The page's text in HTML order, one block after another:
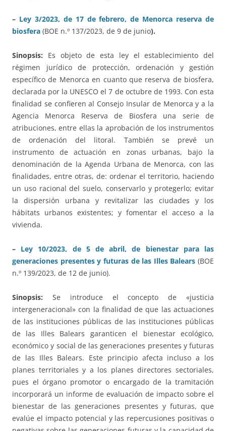
– Ley 3/2023, de 17 de febrero, de Menorca reserva de
biosfera (BOE n.º 137/2023, de 9 de junio).
Sinopsis: Es objeto de esta ley el establecimiento del
régimen jurídico de protección, ordenación y gestión
específico de Menorca en cuanto que reserva de biosfera,
declarada por la UNESCO el 7 de octubre de 1993. Con esta
finalidad se confieren al Consejo Insular de Menorca y a la
Agencia Menorca Reserva de Biosfera una serie de
atribuciones, entre ellas la aprobación de los instrumentos
de ordenación del litoral. También se prevé un
instrumento de actuación en zonas urbanas, bajo la
denominación de la Agenda Urbana de Menorca, con las
finalidades, entre otras, de: ordenar el territorio, haciendo
un uso racional del suelo, conservarlo y protegerlo; evitar
la dispersión urbana y revitalizar las ciudades y los
hábitats urbanos existentes; y fomentar el acceso a la
vivienda.
– Ley 10/2023, de 5 de abril, de bienestar para las
generaciones presentes y futuras de las Illes Balears (BOE
n.º 139/2023, de 12 de junio).
Sinopsis: Se introduce el concepto de «justicia
intergeneracional» con la finalidad de que las actuaciones
de las instituciones públicas de las instituciones públicas
de las Illes Balears garanticen el bienestar ecológico,
económico y social de las generaciones presentes y futuras
de las Illes Balears. Este principio afecta incluso a los
planes territoriales y a los planes directores sectoriales,
pues el órgano promotor o encargado de la tramitación
incorporará un informe de evaluación de impacto sobre el
bienestar de las generaciones presentes y futuras, que
evalúe el impacto potencial y las repercusiones positivas o